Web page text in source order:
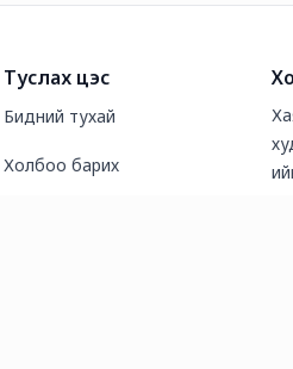
Туслах цэс
Бидний тухай
Холбоо барих